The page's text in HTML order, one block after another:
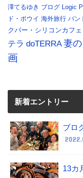
澤てるゆき ブログ Logic
ド・ボウイ 海外旅行 バン
クバー・シリコンカフェ
テラ doTERRA 妻
画
新着エントリー
ブロ
13カ